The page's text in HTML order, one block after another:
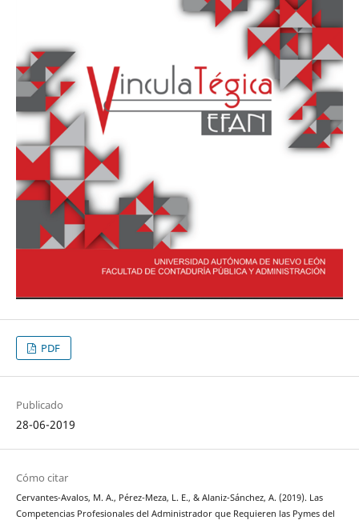
PDF
Publicado
28-06-2019
Cómo citar
Cervantes-Avalos, M. A., Pérez-Meza, L. E., & Alaniz-Sánchez, A. (2019). Las
Competencias Profesionales del Administrador que Requieren las Pymes del